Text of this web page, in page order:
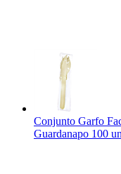
Conjunto Garfo
Guardanapo 100 un